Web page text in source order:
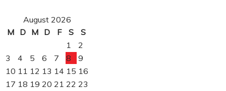
August 2026
M D M D F S
S
1
2
3
4 5 6 7 8
9
10 11 12 13 14 15 16
17 18 19 20 21 22 23